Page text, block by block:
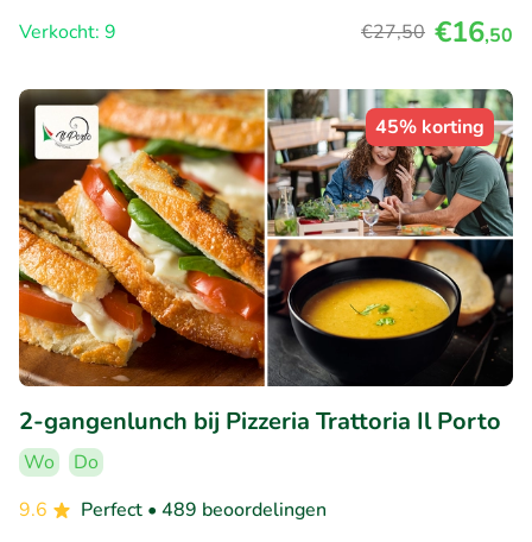
Verkocht: 9
€27,50 €16,50
45% korting
2-gangenlunch bij Pizzeria Trattoria Il Porto
Wo
Do
9.6
Perfect • 489 beoordelingen